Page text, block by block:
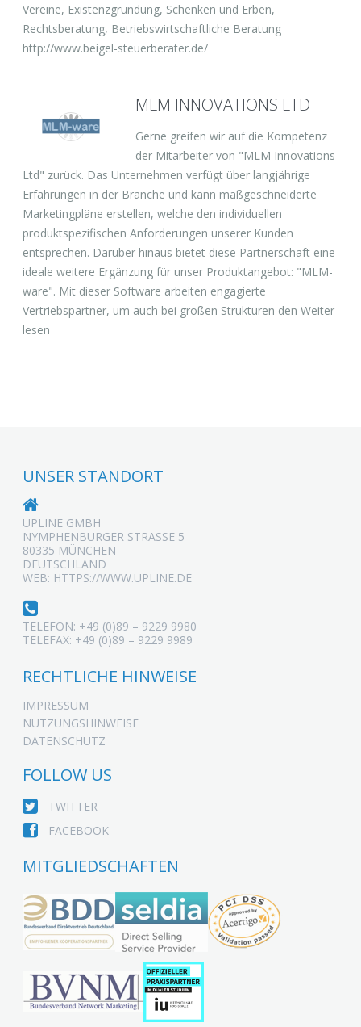
Vereine, Existenzgründung, Schenken und Erben,
Rechtsberatung, Betriebswirtschaftliche Beratung
http://www.beigel-steuerberater.de/
MLM INNOVATIONS LTD
Gerne greifen wir auf die Kompetenz
der Mitarbeiter von "MLM Innovations
Ltd" zurück. Das Unternehmen verfügt über langjährige
Erfahrungen in der Branche und kann maßgeschneiderte
Marketingpläne erstellen, welche den individuellen
produktspezifischen Anforderungen unserer Kunden
entsprechen. Darüber hinaus bietet diese Partnerschaft eine
ideale weitere Ergänzung für unser Produktangebot: "MLM-
ware". Mit dieser Software arbeiten engagierte
Vertriebspartner, um auch bei großen Strukturen den Weiter
lesen
UNSER STANDORT
UPLINE GMBH
NYMPHENBURGER STRASSE 5
80335 MÜNCHEN
DEUTSCHLAND
WEB: HTTPS://WWW.UPLINE.DE
TELEFON: +49 (0)89 – 9229 9980
TELEFAX: +49 (0)89 – 9229 9989
RECHTLICHE HINWEISE
IMPRESSUM
NUTZUNGSHINWEISE
DATENSCHUTZ
FOLLOW US
TWITTER
FACEBOOK
MITGLIEDSCHAFTEN